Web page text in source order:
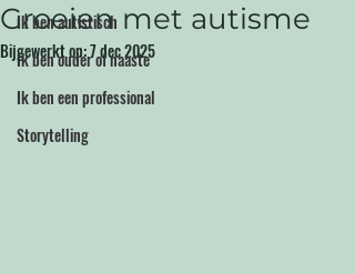
Ik ben autistisch
Ik ben ouder of naaste
Ik ben een professional
Storytelling
Groeien met autisme
Bijgewerkt op:7 dec 2025